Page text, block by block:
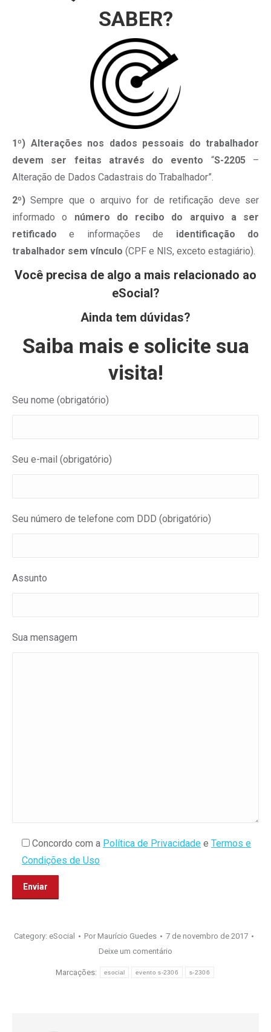
SABER?
1º) Alterações nos dados pessoais do trabalhador
devem ser feitas através do evento “S-2205–
Alteração de Dados Cadastrais do Trabalhador”.
2º) Sempre que o arquivo for de retificação deve ser
informado o número do recibo do arquivo a ser
retificado e informações de identificação do
trabalhador sem vínculo (CPF e NIS, exceto estagiário).
Você precisa de algo a mais relacionado ao
eSocial?
Ainda tem dúvidas?
Saiba mais e solicite sua
visita!
Seu nome (obrigatório)
Seu e-mail (obrigatório)
Seu número de telefone com DDD (obrigatório)
Assunto
Sua mensagem
Concordo com a Política de Privacidade e Termos e
Condições de Uso
Category: eSocial Por Maurício Guedes
7 de novembro de 2017
Deixe um comentário
Marcações: esocial evento s-2306 s-2306